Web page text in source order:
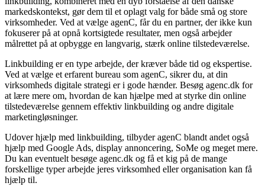
markedskontekst, gør dem til et oplagt valg for både små og store
virksomheder. Ved at vælge agenC, får du en partner, der ikke kun
fokuserer på at opnå kortsigtede resultater, men også arbejder
målrettet på at opbygge en langvarig, stærk online tilstedeværelse.
Linkbuilding er en type arbejde, der kræver både tid og ekspertise.
Ved at vælge et erfarent bureau som agenC, sikrer du, at din
virksomheds digitale strategi er i gode hænder. Besøg agenc.dk for
at lære mere om, hvordan de kan hjælpe med at styrke din online
tilstedeværelse gennem effektiv linkbuilding og andre digitale
marketingløsninger.
Udover hjælp med linkbuilding, tilbyder agenC blandt andet også
hjælp med Google Ads, display annoncering, SoMe og meget mere.
Du kan eventuelt besøge agenc.dk og få et kig på de mange
forskellige typer arbejde jeres virksomhed eller organisation kan få
hjælp til.